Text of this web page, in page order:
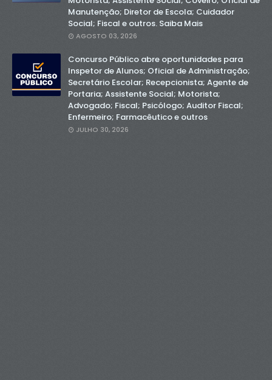
Manutenção; Diretor de Escola; Cuidador
Social; Fiscal e outros. Saiba Mais
AGOSTO 03, 2026
Concurso Público abre oportunidades para
Inspetor de Alunos; Oficial de Administração;
Secretário Escolar; Recepcionista; Agente de
Portaria; Assistente Social; Motorista;
Advogado; Fiscal; Psicólogo; Auditor Fiscal;
Enfermeiro; Farmacêutico e outros
JULHO 30, 2026